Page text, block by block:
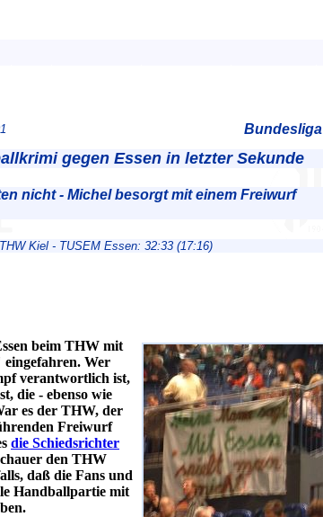
Bundesliga
gegen Essen in letzter Sekunde
nicht - Michel besorgt mit einem Freiwurf
Kiel - TUSEM Essen: 32:33 (17:16)
beim THW mit
eingefahren. Wer
verantwortlich ist,
die - ebenso wie
es der THW, der
Freiwurf
die Schiedsrichter
den THW
daß die Fans und
Handballpartie mit